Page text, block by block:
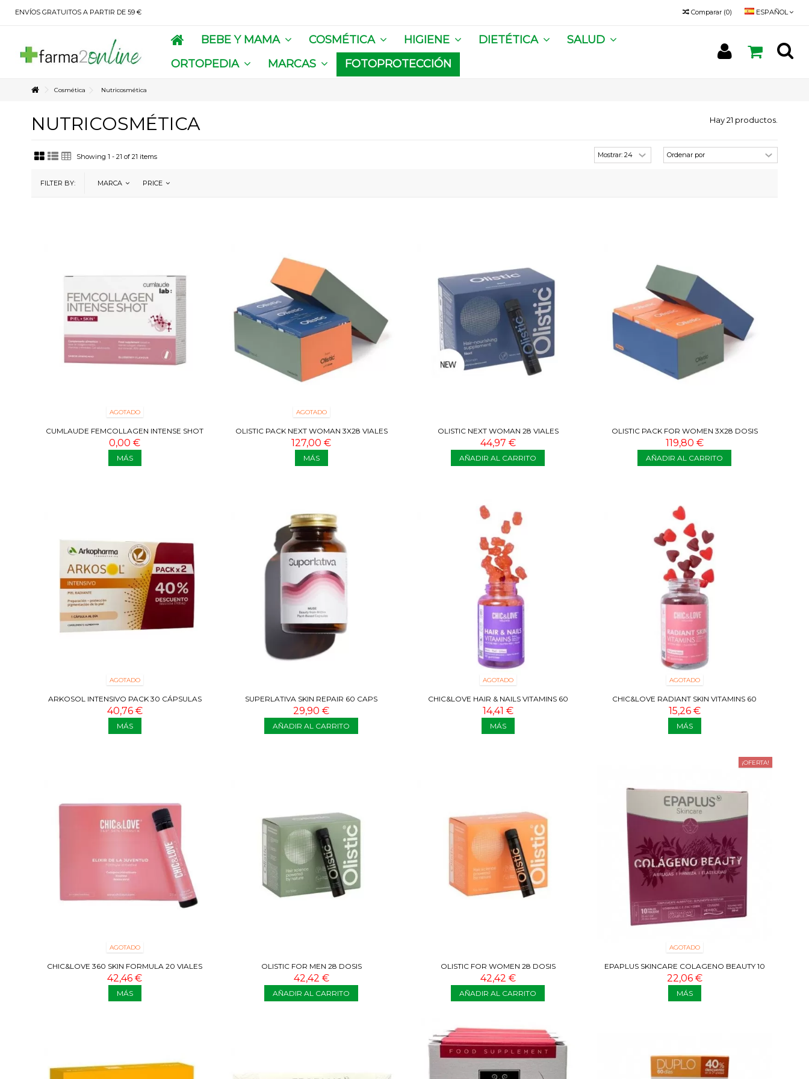
ESPAÑOL
ENVÍOS GRATUITOS A PARTIR DE 59 € Comparar (0)
BEBE Y MAMA COSMÉTICA HIGIENE DIETÉTICA
SALUD
ORTOPEDIA
MARCAS FOTOPROTECCIÓN
Cosmética Nutricosmética
NUTRICOSMÉTICA Hay 21 productos.
Showing 1 - 21 of 21 items
FILTER BY: MARCA PRICE
AGOTADO
CUMLAUDE FEMCOLLAGEN INTENSE SHOT
0,00 €
MÁS
AGOTADO
OLISTIC PACK NEXT WOMAN 3X28 VIALES
127,00 €
MÁS
OLISTIC NEXT WOMAN 28 VIALES
44,97 €
AÑADIR AL CARRITO
OLISTIC PACK FOR WOMEN 3X28 DOSIS
119,80 €
AÑADIR AL CARRITO
AGOTADO
ARKOSOL INTENSIVO PACK 30 CÁPSULAS
40,76 €
MÁS
SUPERLATIVA SKIN REPAIR 60 CAPS
29,90 €
AÑADIR AL CARRITO
AGOTADO
CHIC&LOVE HAIR & NAILS VITAMINS 60
GUMMIES
14,41 €
MÁS
AGOTADO
CHIC&LOVE RADIANT SKIN VITAMINS 60
GUMMIES
15,26 €
MÁS
AGOTADO
CHIC&LOVE 360 SKIN FORMULA 20 VIALES
42,46 €
MÁS
OLISTIC FOR MEN 28 DOSIS
42,42 €
AÑADIR AL CARRITO
OLISTIC FOR WOMEN 28 DOSIS
42,42 €
AÑADIR AL CARRITO
¡OFERTA!
AGOTADO
EPAPLUS SKINCARE COLAGENO BEAUTY 10
VIALES
22,06 €
MÁS